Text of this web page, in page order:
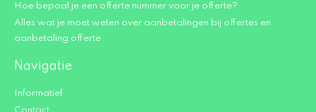
Hoe bepaal je een offerte nummer voor je offerte?
Alles wat je moet weten over aanbetalingen bij offertes en
aanbetaling offerte
Navigatie
Informatief
Contact